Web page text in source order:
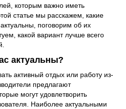
которым важно иметь
статье мы расскажем, какие
поговорим об их
какой вариант лучше всего
актуальны?
активный отдых или работу из-
предлагают
могут удовлетворить
Наиболее актуальными